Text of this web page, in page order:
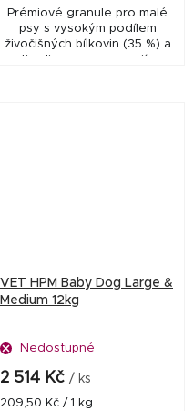
Prémiové granule pro malé
psy s vysokým podílem
živočišných bílkovin (35 %) a
optimalizovanou energií pro
VET HPM Baby Dog Large &
Medium 12kg
Nedostupné
2 514 Kč / ks
Měrná
209,50 Kč / 1 kg